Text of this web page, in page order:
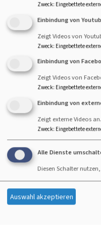
Spezielle
Zweck: Eingebettete
Einbindung von
Zeigt Videos von
Zweck: Eingebettete
Einbindung von
Zeigt Videos von
Zweck: Eingebettete
Einbindung von
Zeigt externe Videos an.
Zweck: Eingebettete
Alle Dienste
Diesen Schalter
Auswahl akzeptieren